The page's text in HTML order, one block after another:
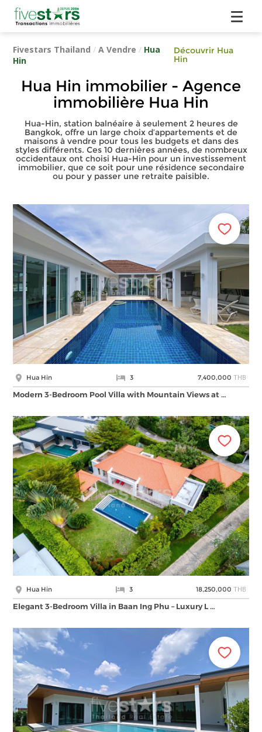
Fivestars Thailand /A Vendre / Hua
Hin
Découvrir Hua
Hin
Hua Hin immobilier - Agence
immobilière Hua Hin
Hua-Hin, station balnéaire à seulement 2 heures de
Bangkok, offre un large choix d’appartements et de
maisons à vendre pour tous les budgets et dans des
styles différents. Ces 10 dernières années, de nombreux
occidentaux ont choisi Hua-Hin pour un investissement
immobilier, que ce soit pour une résidence secondaire
ou pour y passer une retraite paisible.
Hua Hin 3 7,400,000 THB
Modern 3-Bedroom Pool Villa with Mountain Views at …
Hua Hin 3 18,250,000 THB
Elegant 3-Bedroom Villa in Baan Ing Phu – Luxury L …